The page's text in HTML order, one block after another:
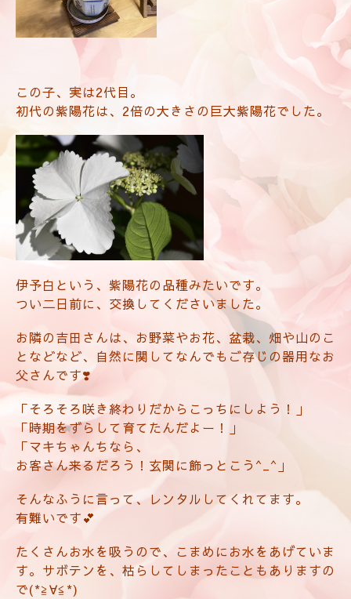
この子、実は2代目。
初代の紫陽花は、2倍の大きさの巨大紫陽花でした。
伊予白という、紫陽花の品種みたいです。
つい二日前に、交換してくださいました。
お隣の吉田さんは、お野菜やお花、盆栽、畑や山のこ
となどなど、自然に関してなんでもご存じの器用なお
父さんです❣️
「そろそろ咲き終わりだからこっちにしよう！」
「時期をずらして育てたんだよー！」
「マキちゃんちなら、
お客さん来るだろう！ 玄関に飾っとこう^_^」
そんなふうに言って、レンタルしてくれてます。
有難いです💕
たくさんお水を吸うので、 こまめにお水をあげていま
す。 サボテンを、 枯らしてしまったこともありますの
で(*≧∀≦*)